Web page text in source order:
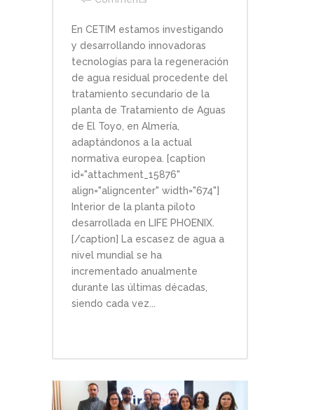
En CETIM estamos investigando
y desarrollando innovadoras
tecnologías para la regeneración
de agua residual procedente del
tratamiento secundario de la
planta de Tratamiento de Aguas
de El Toyo, en Almería,
adaptándonos a la actual
normativa europea. [caption
id="attachment_15876"
align="aligncenter" width="674"]
Interior de la planta piloto
desarrollada en LIFE PHOENIX.
[/caption] La escasez de agua a
nivel mundial se ha
incrementado anualmente
durante las últimas décadas,
siendo cada vez...